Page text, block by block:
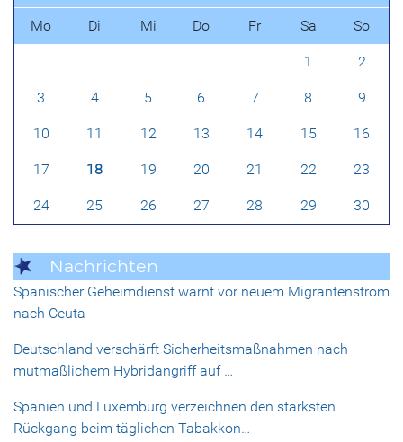
Mo Di Mi Do Fr Sa So
1 2
3 4 5 6 7 8 9
10 11 12 13 14 15 16
17 18 19 20 21 22 23
24 25 26 27 28 29 30
Nachrichten
Spanischer Geheimdienst warnt vor neuem Migrantenstrom
nach Ceuta
Deutschland verschärft Sicherheitsmaßnahmen nach
mutmaßlichem Hybridangriff auf …
Spanien und Luxemburg verzeichnen den stärksten
Rückgang beim täglichen Tabakkon…